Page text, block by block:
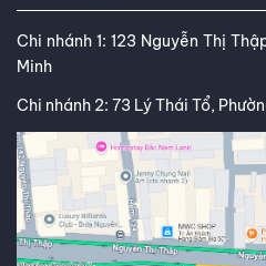
Chi nhánh 1: 123 Nguyễn Thị
Minh
Chi nhánh 2: 73 Lý Thái Tổ,